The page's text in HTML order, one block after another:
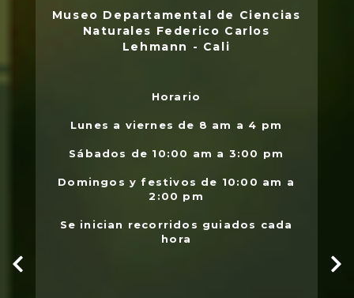
Museo Departamental de Ciencias
Naturales Federico Carlos
Lehmann - Cali
Horario
Lunes a viernes de 8 am a 4 pm
Sábados de 10:00 am a 3:00 pm
Domingos y festivos de 10:00 am a
2:00 pm
Se inician recorridos guiados cada
hora